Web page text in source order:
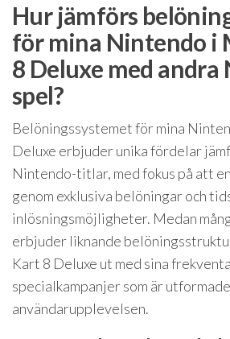
Hur jämförs
för mina Nintendo i
8 Deluxe med
spel?
Belöningssystemet för mina
Deluxe erbjuder unika fördelar
Nintendo-titlar, med fokus på att
genom exklusiva belöningar och
inlösningsmöjligheter. Medan
erbjuder liknande
Kart 8 Deluxe ut med sina
specialkampanjer som är
användarupplevelsen.